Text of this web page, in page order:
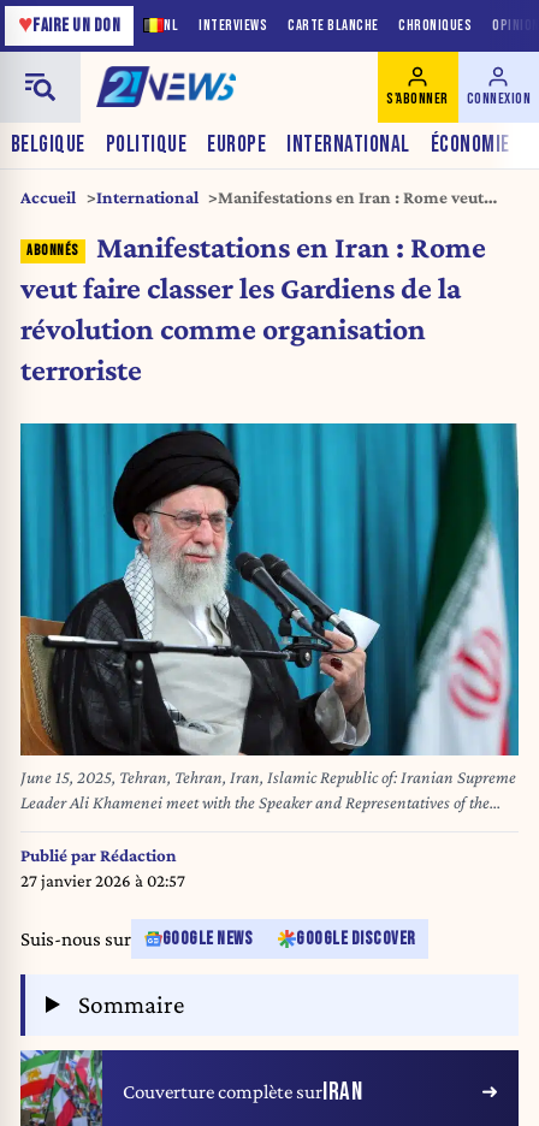
NL INTERVIEWS CARTE BLANCHE CHRONIQUES
♥FAIRE UN DON
BELGIQUE POLITIQUE EUROPE INTERNATIONAL ÉCONOMIE
S'ABONNER CONNEXION
Accueil International
Manifestations en Iran : Rome veut
révolution comme organisation
terroriste
Manifestations en Iran : Rome
veut faire classer les Gardiens de la
révolution comme organisation
terroriste
June 15, 2025, Tehran, Tehran, Iran, Islamic Republic of: Iranian Supreme
Leader Ali Khamenei meet with the Speaker and Representatives of the
12th Session of the Islamic Consultative Assembly in Tehran, Iran on June
11, 2025 (Credit Image: © Iranian Leader Press Office Apa/APA Images
via ZUMA Press Wire)
Publié parRédaction
27 janvier 2026 à 02:57
Suis-nous sur GOOGLE NEWS GOOGLE DISCOVER
Sommaire
Couverture complète surIRAN